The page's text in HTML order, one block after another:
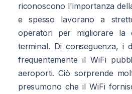
riconoscono l'importanza
e spesso lavorano a
operatori per migliorare
terminal. Di conseguenza, i
frequentemente il WiFi
aeroporti. Ciò sorprende
presumono che il WiFi